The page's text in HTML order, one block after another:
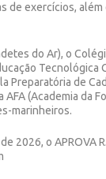
de exercícios, além
do Ar), o
Tecnológica
Preparatória de
(Academia da
marinheiros.
2026, o APROVA